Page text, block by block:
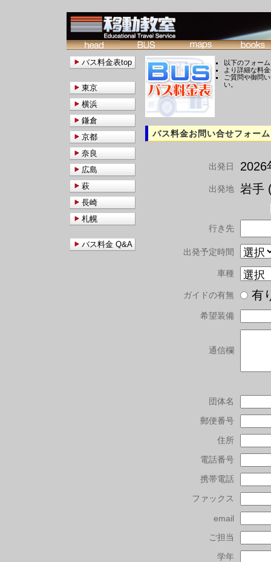
以下のフォー
より詳細な料
ご質問や御問
い。
バス料金お問い合せフォーム
出発日 2026
出発地 岩手
行き先
出発予定時間
車種
ガイドの有無
希望装備
通信欄
団体名
郵便番号
住所
電話番号
携帯電話
ファックス
email
ご担当
学年
バス料金表top
東京
横浜
鎌倉
京都
奈良
広島
萩
長崎
札幌
バス料金 Q&A